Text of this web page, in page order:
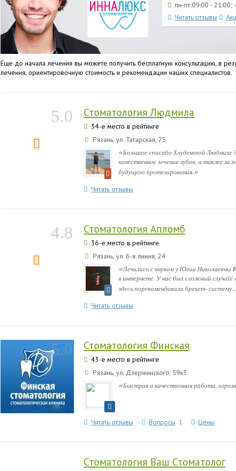
пн-пт 09:00 - 21:00;
Читать отзывы
Еще до начала лечения вы можете получить бесплатную консультацию, в
лечения, ориентировочную стоимость и рекомендации наших специалистов.
5.0 Стоматология Людмила
34-е место в рейтинге
Рязань, ул. Татарская, 75
«Большое спасибо Хлуденевой Людмиле
качественное лечение зубов, а также
будущего протезирования.»
Читать отзывы
4.8 Стоматология Апломб
36-е место в рейтинге
Рязань, ул. 6-я линия, 24
«Лечились с внуком у Юлии
в интернете. У нас был сложный случай(
здесь порекомендовали брекет- систему...
Читать отзывы
5.0 Стоматология Финская
43-е место в рейтинге
Рязань, ул. Дзержинского, 59к3
«Быстрая и качественная работа,
Читать отзывы Вопросы 1 Цены
Стоматология Ваш Стоматолог